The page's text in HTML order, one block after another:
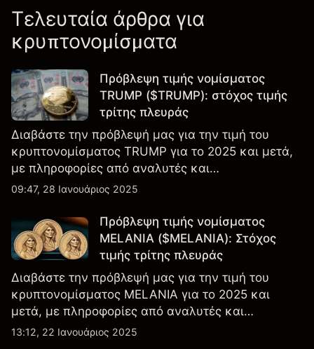
Τελευταία άρθρα για
κρυπτονομίσματα
Πρόβλεψη τιμής νομίσματος
TRUMP ($TRUMP): στόχος τιμής
τρίτης πλευράς
Διαβάστε την πρόβλεψή μας για την τιμή του
κρυπτονομίσματος TRUMP για το 2025 και μετά,
με πληροφορίες από αναλυτές και
εμπειρογνώμονες της αγοράς
09:47, 28 Ιανουάριος 2025
Πρόβλεψη τιμής νομίσματος
MELANIA ($MELANIA): Στόχος
τιμής τρίτης πλευράς
Διαβάστε την πρόβλεψή μας για την τιμή του
κρυπτονομίσματος MELANIA για το 2025 και
μετά, με πληροφορίες από αναλυτές και
εμπειρογνώμονες της αγοράς.
13:12, 22 Ιανουάριος 2025